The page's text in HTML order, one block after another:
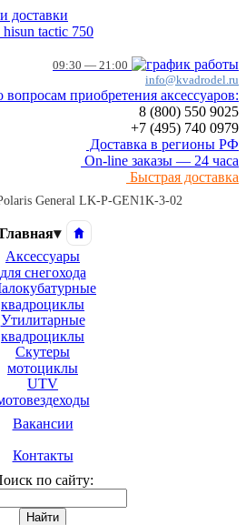
09:30 — 21:00
info@kvadrodel.ru
вопросам приобретения аксессуаров:
8 (800) 550 9025
+7 (495) 740 0979
Доставка в регионы РФ
On-line заказы — 24 часа
Быстрая доставка
General LK-P-GEN1K-3-02
Главная▾
Аксессуары
для снегохода
квадроциклы
Утилитарные
квадроциклы
Скутеры
мотоциклы
UTV
Вакансии
Контакты
по сайту:
Найти